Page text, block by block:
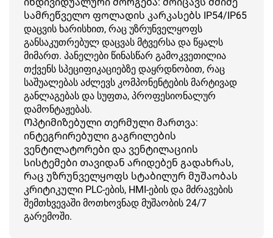
სამრეწველო ფოლადის კარკასებს IP54/IP65
დაცვის ხარისხით, რაც უზრუნველყოფს
განსაკუთრებულ დაცვას მტვერსა და წყალს
მიმართ. პანელები წინასწარ გამოკვეთილია
თქვენს სპეციფიკაციებზე დაყრდნობით, რაც
საშუალებას აძლევს კომპონენტების მარტივად
განლაგებას და სუფთა, პროფესიონალურ
დამონტაჟებას.
Ოპტიმიზებული თერმული მართვა:
ინტეგრირებული გაგრილების
ვენტილატორები და ვენტილაციის
სისტემები თავიდან არიდებენ გადახრას,
რაც უზრუნველყოფს სტაბილურ მუშაობას
კრიტიკული PLC-ების, HMI-ების და მძრავების
შემთხვევაში მოთხოვნად მუშაობის 24/7
გარემოში.